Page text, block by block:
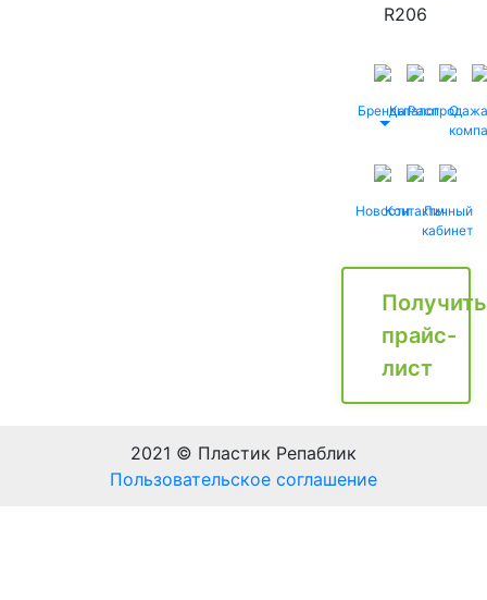
R206
БрендыКаталог
Распродажа
О
НовостиКонтактыЛичный
кабинет
Получить
прайс-
лист
2021 © Пластик Репаблик
Пользовательское соглашение